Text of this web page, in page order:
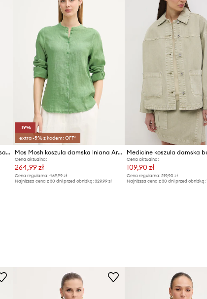
Rozmiary
zostały
europejską
metce
znajduje
producenta.
Tabela
United Colors of Benetton koszula safari damska lniana
-19%
extra -5% z kodem: OFF*
Mos Mosh koszula damska lniana Artina
Cena aktualna:
264,99 zł
Cena regularna: 469,99 zł
Najniższa cena z 30 dni przed obniżką: 329,99 zł
Cena aktualna:
109,90 zł
Cena regularna:219,90 zł
Najniższa cena z 30 dni przed obniżką: